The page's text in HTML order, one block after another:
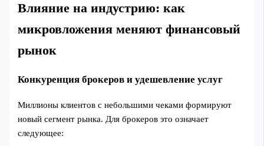
Влияние на индустрию: как
микровложения меняют финансовый
рынок
Конкуренция брокеров и удешевление услуг
Миллионы клиентов с небольшими чеками формируют
новый сегмент рынка. Для брокеров это означает
следующее: